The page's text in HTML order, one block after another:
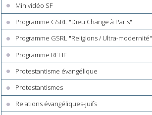
Minividéo SF
Programme GSRL "Dieu Change à Paris"
Programme GSRL "Religions / Ultra-modernité"
Programme RELIF
Protestantisme évangélique
Protestantismes
Relations évangéliques-juifs